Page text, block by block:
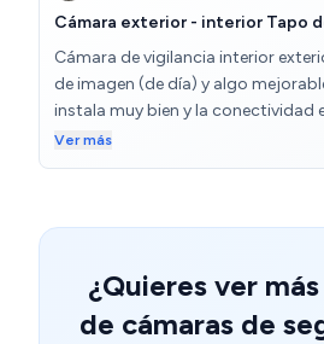
marca, hay que usar programas
probamos éste modo).
en la nube pagando una cuota. O
tarjeta SD en la propia cámara
modos de detección:
persona, y manipulación de
sensibilidad de la detección de
que no salte el aviso). Se puede
"detección" si los activas. La app
la cámara a distancia, escuchar
hablar (una especie de
Cámara exterior - interior Tapo
Cámara de vigilancia interior
de imagen (de día) y algo
instala muy bien y la conectividad
con conexión 2,4hz y no suele
muy fiable. El amplio rango de giro
Ver más
¿Quieres ver
de cámaras de